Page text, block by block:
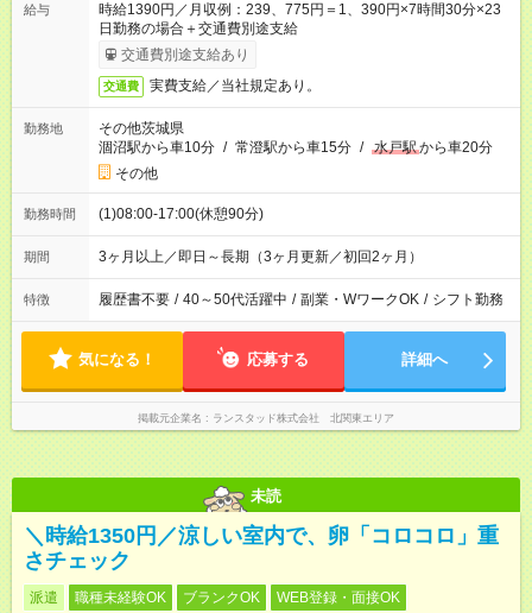
給与
時給1390円／月収例：239、775円＝1、390円×7時間30分×23
日勤務の場合＋交通費別途支給
交通費別途支給あり
交通費 実費支給／当社規定あり。
勤務地
その他茨城県
涸沼駅から車10分 / 常澄駅から車15分 / 水戸駅から車20分
その他
勤務時間 (1)08:00-17:00(休憩90分)
期間 3ヶ月以上／即日～長期（3ヶ月更新／初回2ヶ月）
特徴 履歴書不要 / 40～50代活躍中 / 副業・WワークOK / シフト勤務
気になる！ 応募する 詳細へ
掲載元企業名 ランスタッド株式会社 北関東エリア
未読
＼時給1350円／涼しい室内で、卵「コロコロ」重
さチェック
派遣 職種未経験OK ブランクOK WEB登録・面接OK